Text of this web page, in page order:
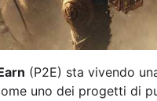
(P2E) sta vivendo
uno dei progetti di